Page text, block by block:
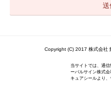
Copyright (C) 2017 株式会
当サイトでは、通
ーバルサイン株式
キュアシールより